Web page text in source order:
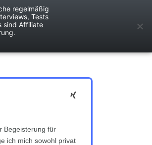
Begeisterung für
ich mich sowohl privat
regelmäßig
Tests
sind Affiliate